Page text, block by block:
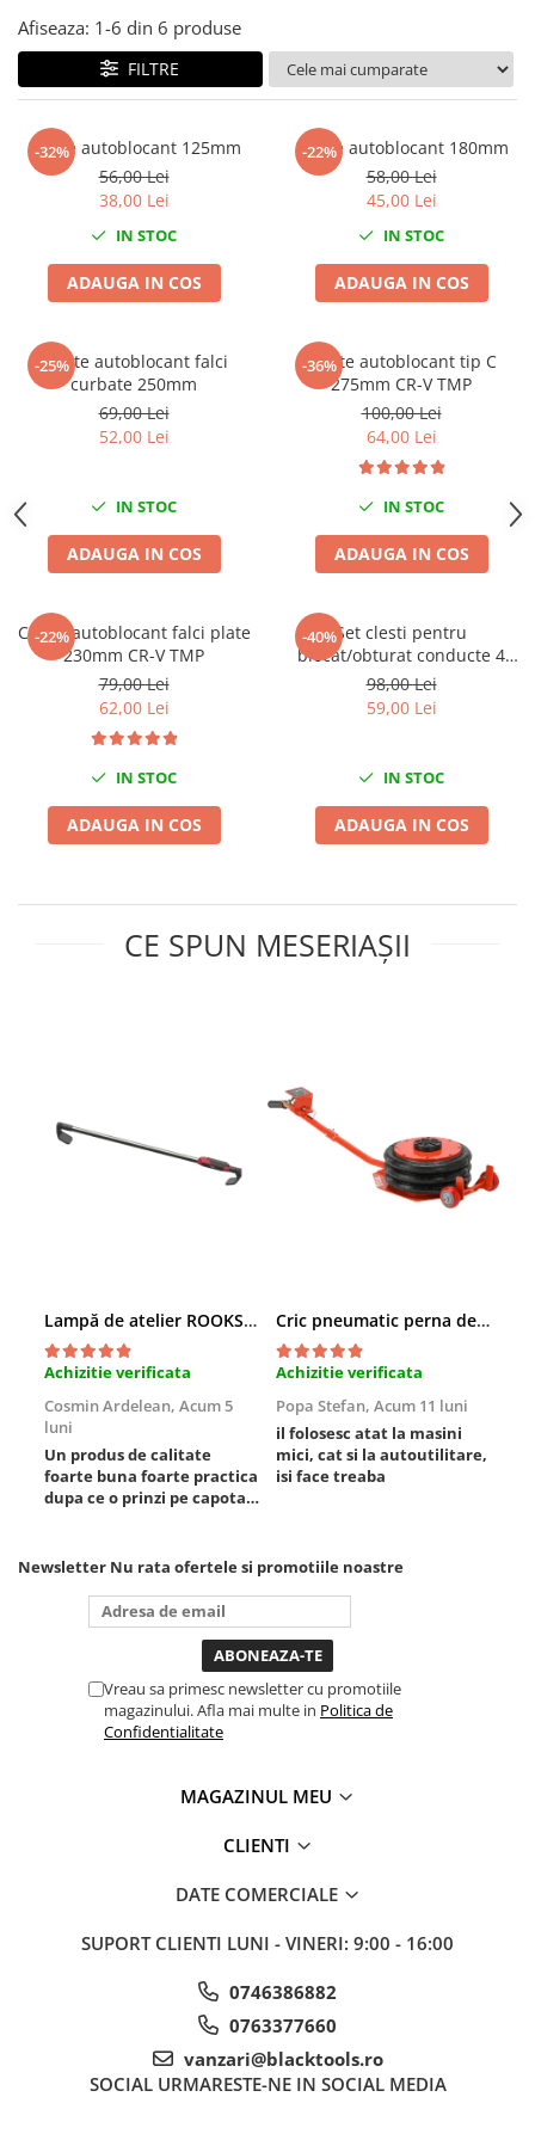
Sudura In Puncte
Pompe si Cilindri Hidraulici
Prese pentru arcuri
Redresoare,Roboti Pornire,Cabluri
Schimb ulei
Accesorii schimb ulei
Chei buson baie ulei
Recuperatoare de ulei
Scule Ajutatoare
Scule De Mana si Unelte
Burghie
Capsatoare tapiterie
Chei de Forta
Ciocane Dalti si Dornuri
Gresoare
Reparat Filete
Scule Electrice
Aparate de spalat cu presiune
Aspiratoare industriale
Lampi si Lanterne
Masini de polishat
Pistoale aer cald
Scule fixare distributie
Citroen
Dacia
Fiat
Ford
Jaguar
Jeep
Lancia
Mazda
Mercedes
Universale
Scule pentru tinichigerie
Scule Pneumatice
Afiseaza: 1-6 din 6 produse
FILTRE
-32%
Cleste autoblocant 125mm
56,00 Lei
38,00 Lei
IN STOC
ADAUGA IN COS
-22%
Cleste autoblocant 180mm
58,00 Lei
45,00 Lei
IN STOC
ADAUGA IN COS
-25%
Cleste autoblocant falci
curbate 250mm
69,00 Lei
52,00 Lei
IN STOC
ADAUGA IN COS
-36%
Cleste autoblocant tip C
275mm CR-V TMP
100,00 Lei
64,00 Lei
IN STOC
ADAUGA IN COS
-22%
Cleste autoblocant falci plate
230mm CR-V TMP
79,00 Lei
62,00 Lei
IN STOC
ADAUGA IN COS
-40%Set clesti pentru
blocat/obturat conducte 4
piese
98,00 Lei
59,00 Lei
IN STOC
ADAUGA IN COS
CE SPUN MESERIAȘII
Lampă de atelier ROOKS B2 HYBRID pentru capotă, 2000 lumeni, 5000 mAh
Achizitie verificata
Cosmin Ardelean, Acum 5
luni
Un produs de calitate
foarte buna foarte practica
dupa ce o prinzi pe capota
nevoie lumina puternica si
destul de mult dar daca o
bagi la priza nu mai ai
treaba toata ziua ,ce...
Cric pneumatic perna de aer cu inaltator 6T
Achizitie verificata
Popa Stefan, Acum 11 luni
il folosesc atat la masini
mici, cat si la autoutilitare,
isi face treaba
Newsletter Nu rata ofertele si promotiile noastre
Vreau sa primesc newsletter cu promotiile
magazinului. Afla mai multe in Politica de
Confidentialitate
MAGAZINUL MEU
CLIENTI
DATE COMERCIALE
SUPORT CLIENTI LUNI - VINERI: 9:00 - 16:00
0746386882
0763377660
vanzari@blacktools.ro
SOCIAL URMARESTE-NE IN SOCIAL MEDIA